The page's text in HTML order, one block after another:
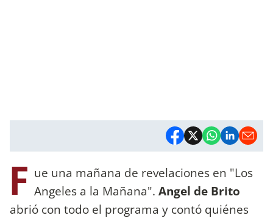
F ue una mañana de revelaciones en "Los
Angeles a la Mañana". Angel de Brito
abrió con todo el programa y contó quiénes